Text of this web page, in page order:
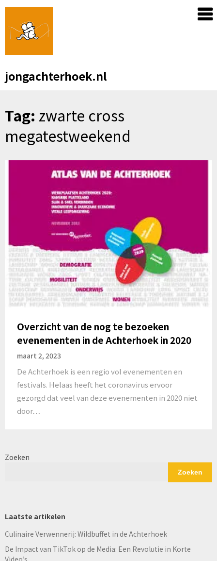
Skip
content
jongachterhoek.nl
Tag: zwarte cross
megatestweekend
Overzicht van de nog te bezoeken
evenementen in de Achterhoek in 2020
maart 2, 2023
De Achterhoek is een regio vol evenementen en
festivals. Helaas heeft het coronavirus ervoor
gezorgd dat veel van deze evenementen in 2020 niet
door…
Zoeken
Zoeken
Laatste artikelen
Culinaire Verwennerij: Wildbuffet in de Achterhoek
De Impact van TikTok op de Media: Een Revolutie in Korte
Video’s